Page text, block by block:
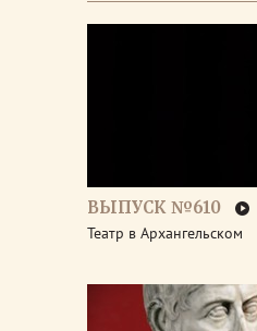
ВЫПУСК №610
Театр в Архангельском